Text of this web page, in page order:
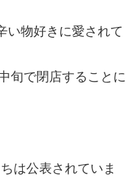
い物好きに愛されて
旬で閉店することに
は公表されていま